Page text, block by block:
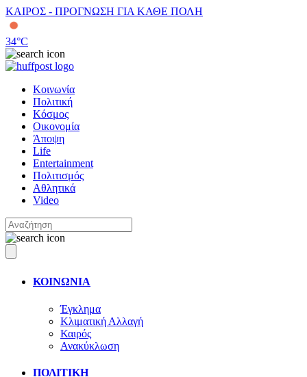
ΚΑΙΡΟΣ - ΠΡΟΓΝΩΣΗ ΓΙΑ ΚΑΘΕ ΠΟΛΗ
34°C
Κοινωνία
Πολιτική
Κόσμος
Οικονομία
Άποψη
Life
Entertainment
Πολιτισμός
Αθλητικά
Video
ΚΟΙΝΩΝΙΑ
Έγκλημα
Κλιματική Αλλαγή
Καιρός
Ανακύκλωση
ΠΟΛΙΤΙΚΗ